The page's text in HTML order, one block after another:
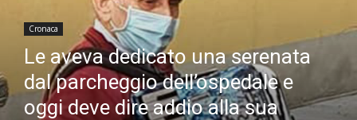
Cronaca
Le aveva dedicato una serenata
dal parcheggio dell’ospedale e
oggi deve dire addio alla sua